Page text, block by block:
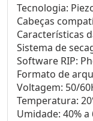
Tecnologia:
Cabeças
Características
Sistema de
Software RIP:
Formato de
Voltagem: 50/
Temperatura:
Umidade: 40% a